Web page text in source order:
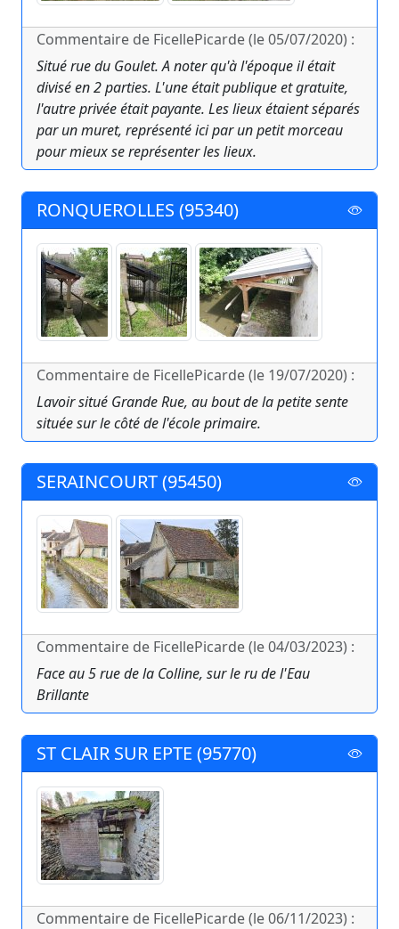
Commentaire de FicellePicarde (le 05/07/2020) :
Situé rue du Goulet. A noter qu'à l'époque il était
divisé en 2 parties. L'une était publique et gratuite,
l'autre privée était payante. Les lieux étaient séparés
par un muret, représenté ici par un petit morceau
pour mieux se représenter les lieux.
RONQUEROLLES (95340)
Commentaire de FicellePicarde (le 19/07/2020) :
Lavoir situé Grande Rue, au bout de la petite sente
située sur le côté de l'école primaire.
SERAINCOURT (95450)
Commentaire de FicellePicarde (le 04/03/2023) :
Face au 5 rue de la Colline, sur le ru de l'Eau
Brillante
ST CLAIR SUR EPTE (95770)
Commentaire de FicellePicarde (le 06/11/2023) :